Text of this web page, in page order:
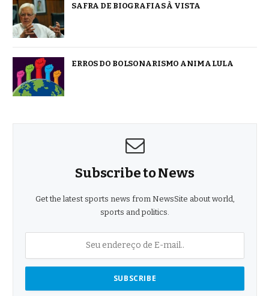
SAFRA DE BIOGRAFIAS À VISTA
ERROS DO BOLSONARISMO ANIMA LULA
Subscribe to News
Get the latest sports news from NewsSite about world,
sports and politics.